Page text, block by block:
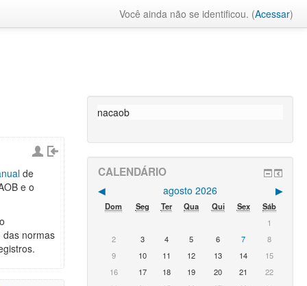
Você ainda não se identificou. (Acessar)
de
e o
das normas
nacaob
CALENDÁRIO
◀︎ agosto 2026 ▶︎
Dom Seg Ter Qua Qui Sex
Sáb
1
2
3 4 5 6 7
8
9
10 11 12 13 14
15
16
17 18 19 20 21
22